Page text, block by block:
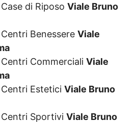
di Riposo Viale Bruno
Benessere Viale
Commerciali Viale
Estetici Viale Bruno
Centri Sportivi Viale Bruno